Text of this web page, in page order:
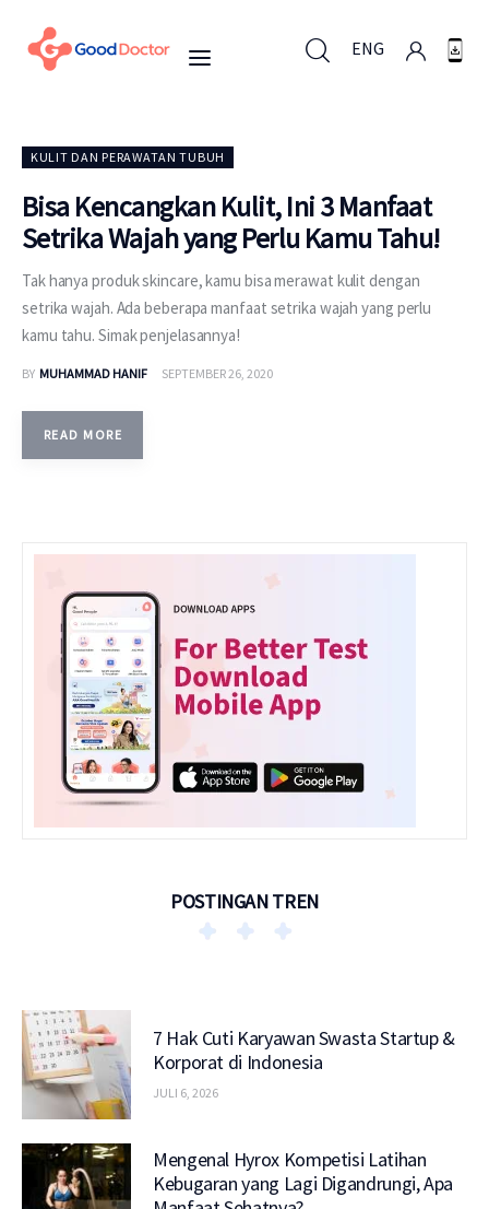
ENG
Untuk Bisnis
Untuk Anda
Berita
Layanan
KULIT DAN PERAWATAN TUBUH
Bisa Kencangkan Kulit, Ini 3 Manfaat
Setrika Wajah yang Perlu Kamu Tahu!
Tak hanya produk skincare, kamu bisa merawat kulit dengan
setrika wajah. Ada beberapa manfaat setrika wajah yang perlu
kamu tahu. Simak penjelasannya!
BY MUHAMMAD HANIF SEPTEMBER 26, 2020
READ MORE
POSTINGAN TREN
7 Hak Cuti Karyawan Swasta Startup &
Korporat di Indonesia
JULI 6, 2026
Mengenal Hyrox Kompetisi Latihan
Kebugaran yang Lagi Digandrungi, Apa